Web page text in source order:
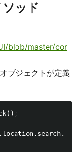
ッド
blob/master/cor
ブジェクトが定義